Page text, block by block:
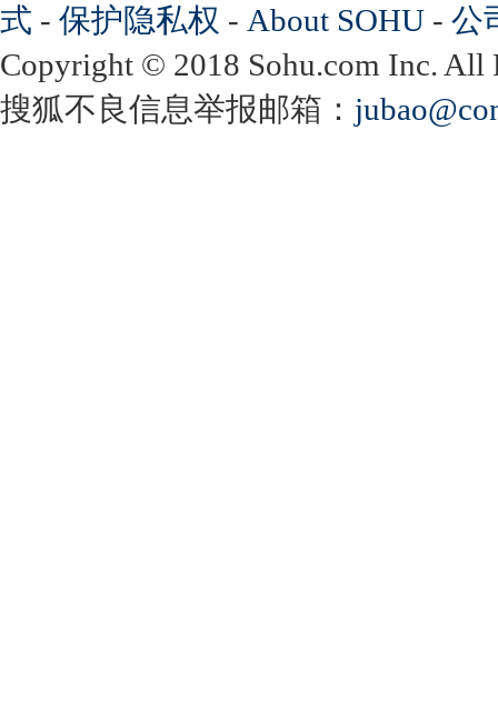
式 - 保护隐私权 - About SOHU - 公
Copyright © 2018 Sohu.com Inc.
搜狐不良信息举报邮箱：